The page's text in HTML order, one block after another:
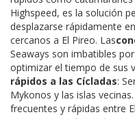
Highspeed, es la solución
desplazarse rápidamente
cercanos a El Pireo. Las
Seaways son imbatibles
optimizar el tiempo de sus
rápidos a las Cícladas:
Mykonos y las islas
frecuentes y rápidas entre